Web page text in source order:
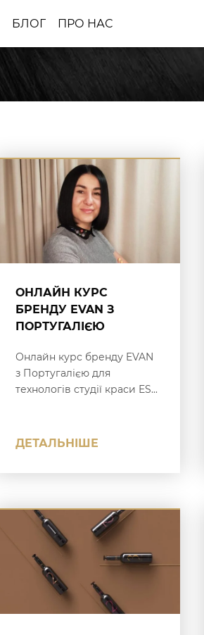
БЛОГ ПРО НАС
ОНЛАЙН КУРС
БРЕНДУ EVAN З
ПОРТУГАЛІЄЮ
Онлайн курс бренду EVAN
з Португалією для
технологів студії краси ES...
ДЕТАЛЬНІШЕ